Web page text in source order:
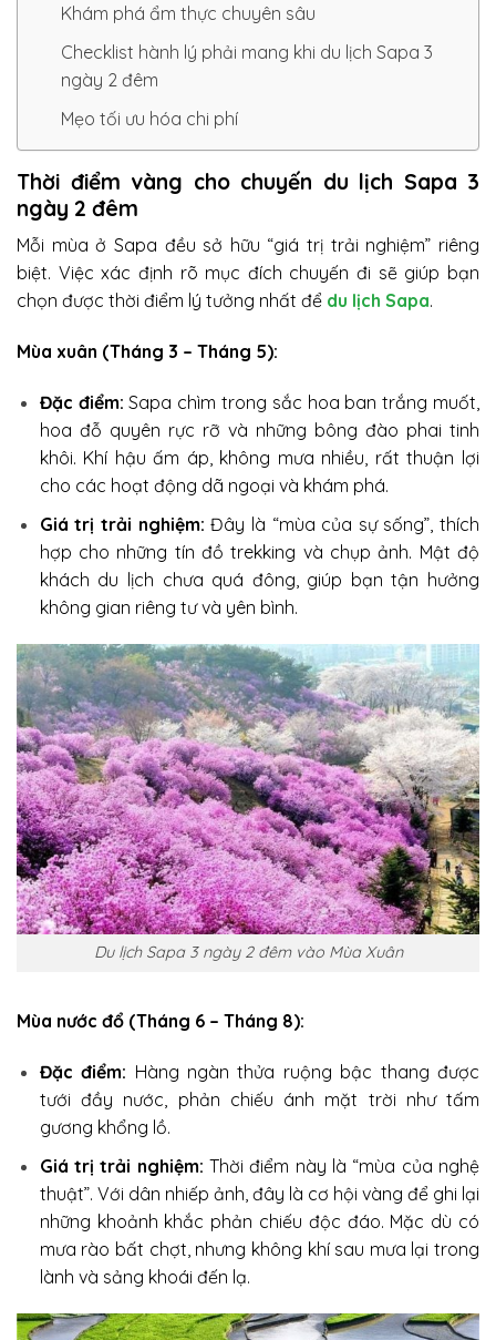
Khám phá ẩm thực chuyên sâu
Checklist hành lý phải mang khi du lịch Sapa 3
ngày 2 đêm
Mẹo tối ưu hóa chi phí
Thời điểm vàng cho chuyến du lịch Sapa 3
ngày 2 đêm
Mỗi mùa ở Sapa đều sở hữu “giá trị trải nghiệm” riêng
biệt. Việc xác định rõ mục đích chuyến đi sẽ giúp bạn
chọn được thời điểm lý tưởng nhất để du lịch Sapa.
Mùa xuân (Tháng 3 – Tháng 5):
Đặc điểm: Sapa chìm trong sắc hoa ban trắng muốt,
hoa đỗ quyên rực rỡ và những bông đào phai tinh
khôi. Khí hậu ấm áp, không mưa nhiều, rất thuận lợi
cho các hoạt động dã ngoại và khám phá.
Giá trị trải nghiệm: Đây là “mùa của sự sống”, thích
hợp cho những tín đồ trekking và chụp ảnh. Mật độ
khách du lịch chưa quá đông, giúp bạn tận hưởng
không gian riêng tư và yên bình.
Du lịch Sapa 3 ngày 2 đêm vào Mùa Xuân
Mùa nước đổ (Tháng 6 – Tháng 8):
Đặc điểm: Hàng ngàn thửa ruộng bậc thang được
tưới đầy nước, phản chiếu ánh mặt trời như tấm
gương khổng lồ.
Giá trị trải nghiệm: Thời điểm này là “mùa của nghệ
thuật”. Với dân nhiếp ảnh, đây là cơ hội vàng để ghi lại
những khoảnh khắc phản chiếu độc đáo. Mặc dù có
mưa rào bất chợt, nhưng không khí sau mưa lại trong
lành và sảng khoái đến lạ.